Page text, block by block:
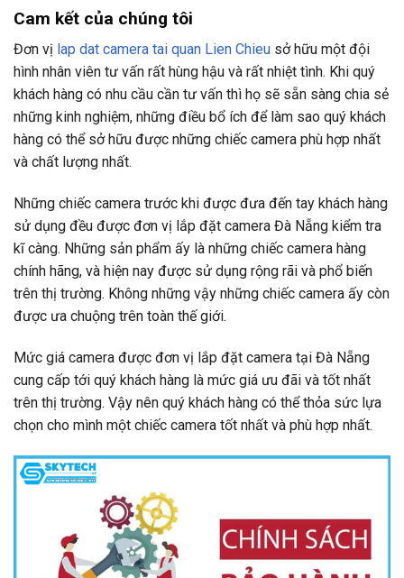
Cam kết của chúng tôi
Đơn vị lap dat camera tai quan Lien Chieu sở hữu một đội
hình nhân viên tư vấn rất hùng hậu và rất nhiệt tình. Khi quý
khách hàng có nhu cầu cần tư vấn thì họ sẽ sẵn sàng chia sẻ
những kinh nghiệm, những điều bổ ích để làm sao quý khách
hàng có thể sở hữu được những chiếc camera phù hợp nhất
và chất lượng nhất.
Những chiếc camera trước khi được đưa đến tay khách hàng
sử dụng đều được đơn vị lắp đặt camera Đà Nẵng kiểm tra
kĩ càng. Những sản phẩm ấy là những chiếc camera hàng
chính hãng, và hiện nay được sử dụng rộng rãi và phổ biến
trên thị trường. Không những vậy những chiếc camera ấy còn
được ưa chuộng trên toàn thế giới.
Mức giá camera được đơn vị lắp đặt camera tại Đà Nẵng
cung cấp tới quý khách hàng là mức giá ưu đãi và tốt nhất
trên thị trường. Vậy nên quý khách hàng có thể thỏa sức lựa
chọn cho mình một chiếc camera tốt nhất và phù hợp nhất.